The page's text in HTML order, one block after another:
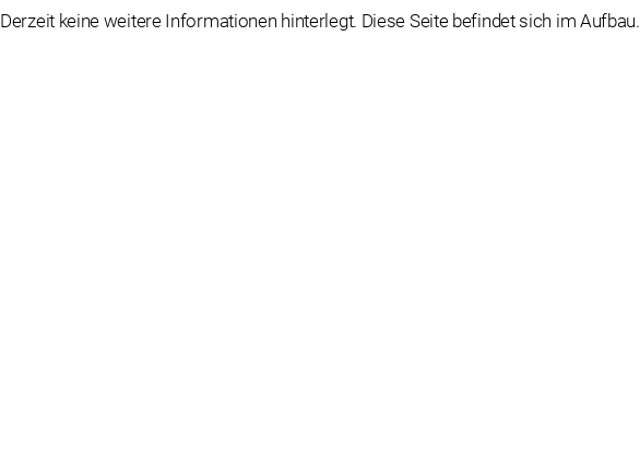
Derzeit keine weitere Informationen hinterlegt. Diese Seite befindet sich im Aufbau.